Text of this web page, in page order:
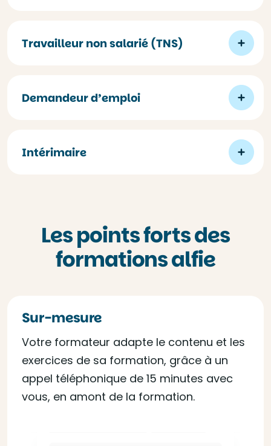
Travailleur non salarié (TNS)
Demandeur d’emploi
Intérimaire
Les points forts des
formations alfie
Sur-mesure
Votre formateur adapte le contenu et les
exercices de sa formation, grâce à un
appel téléphonique de 15 minutes avec
vous, en amont de la formation.